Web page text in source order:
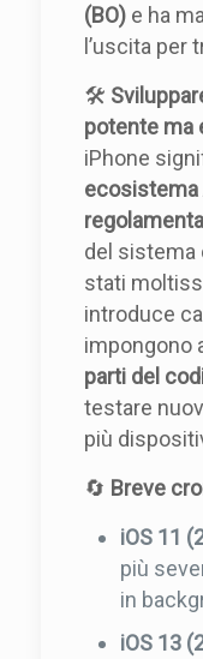
(BO) e ha
l’uscita per
🛠️
potente ma
iPhone
ecosistema
del sistema
stati
introduce
impongono
parti del
testare
più
🔄 Breve
iOS 11
più
in
iOS 13